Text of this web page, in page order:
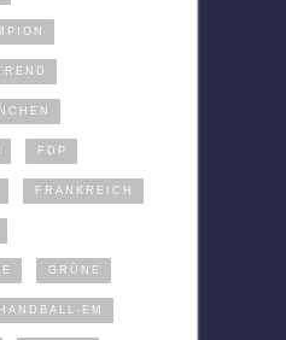
FDP
FRANKREICH
GRÜNE
HANDBALL-EM